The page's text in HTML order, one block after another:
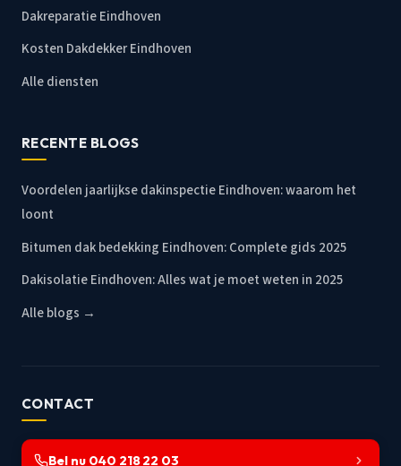
Dakreparatie Eindhoven
Kosten Dakdekker Eindhoven
Alle diensten
RECENTE BLOGS
Voordelen jaarlijkse dakinspectie Eindhoven: waarom het
loont
Bitumen dak bedekking Eindhoven: Complete gids 2025
Dakisolatie Eindhoven: Alles wat je moet weten in 2025
Alle blogs →
CONTACT
Bel nu 040 218 22 03